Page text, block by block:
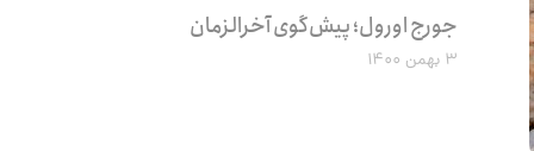
جورج اورول؛ پیش‌گوی آخرالزمان
۳ بهمن ۱۴۰۰